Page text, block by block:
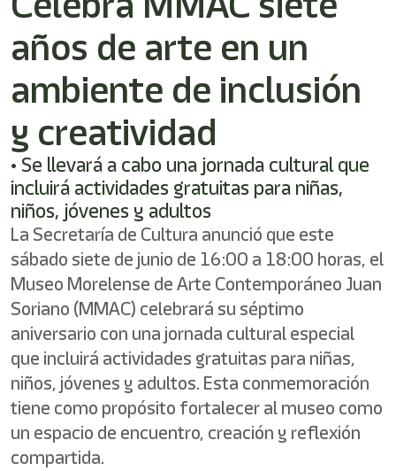
activates
screen
help
you
navigate
and
interact
with
the
content.
años de arte en un
ambiente de inclusión
y creatividad
• Se llevará a cabo una jornada cultural que
incluirá actividades gratuitas para niñas,
niños, jóvenes y adultos
La Secretaría de Cultura anunció que este
sábado siete de junio de 16:00 a 18:00 horas, el
Museo Morelense de Arte Contemporáneo Juan
Soriano (MMAC) celebrará su séptimo
aniversario con una jornada cultural especial
que incluirá actividades gratuitas para niñas,
niños, jóvenes y adultos. Esta conmemoración
tiene como propósito fortalecer al museo como
un espacio de encuentro, creación y reflexión
compartida.